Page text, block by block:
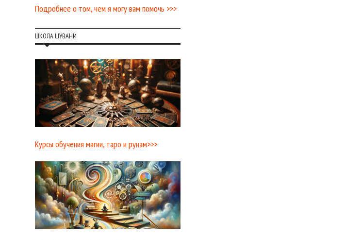
Подробнее о том, чем я могу вам помочь >>>
ШКОЛА ШУВАНИ
Курсы обучения магии, таро и рунам>>>